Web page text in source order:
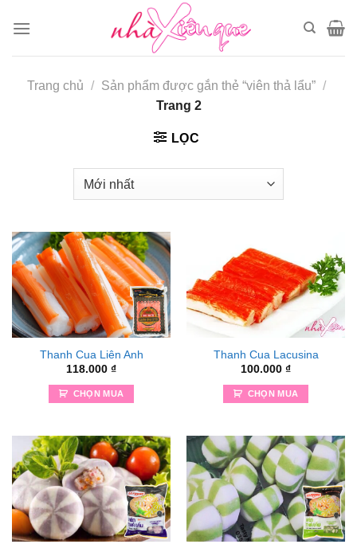
đến
Trang chủ
/ Sản phẩm được gắn thẻ “viên thả lẩu” /
Trang 2
LỌC
Thanh Cua Liên Anh
118.000 ₫
CHỌN MUA
Thanh Cua Lacusina
100.000 ₫
CHỌN MUA